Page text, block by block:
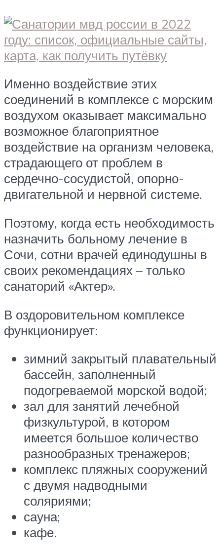
Именно воздействие этих
соединений в комплексе с морским
воздухом оказывает максимально
возможное благоприятное
воздействие на организм человека,
страдающего от проблем в
сердечно-сосудистой, опорно-
двигательной и нервной системе.
Поэтому, когда есть необходимость
назначить больному лечение в
Сочи, сотни врачей единодушны в
своих рекомендациях – только
санаторий «Актер».
В оздоровительном комплексе
функционирует:
зимний закрытый плавательный
бассейн, заполненный
подогреваемой морской водой;
зал для занятий лечебной
физкультурой, в котором
имеется большое количество
разнообразных тренажеров;
комплекс пляжных сооружений
с двумя надводными
соляриями;
сауна;
кафе.